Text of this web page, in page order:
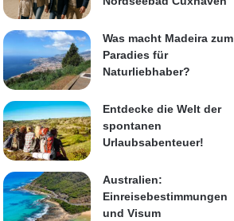
Was macht Madeira zum
Paradies für
Naturliebhaber?
Entdecke die Welt der
spontanen
Urlaubsabenteuer!
Australien:
Einreisebestimmungen
und Visum